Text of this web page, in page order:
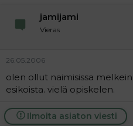
jamijami
Vieras
26.05.2006
olen ollut naimisissa
esikoista. vielä opiskelen.
Ilmoita asiaton viesti